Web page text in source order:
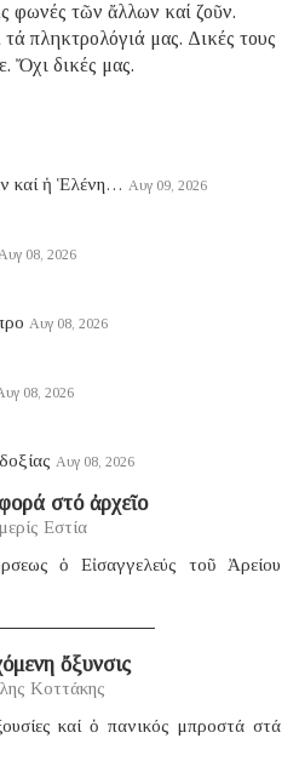
φωνές τῶν ἄλλων καί ζοῦν.
πληκτρολόγιά μας. Δικές τους
Ὄχι δικές μας.
καί ἡ Ἑλένη… Αυγ 09, 2026
08, 2026
Αυγ 08, 2026
08, 2026
Αυγ 08, 2026
στό ἀρχεῖο
Εστία
ὁ Εἰσαγγελεύς τοῦ Ἀρείου
ὄξυνσις
Κοττάκης
καί ὁ πανικός μπροστά στά